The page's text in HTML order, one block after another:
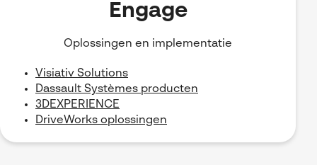
Engage
Oplossingen en implementatie
Visiativ Solutions
Dassault Systèmes producten
3DEXPERIENCE
DriveWorks oplossingen